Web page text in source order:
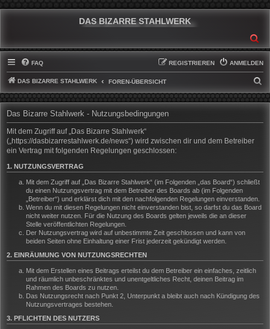
DAS BIZARRE STAHLWERK
FAQ ANMELDEN
REGISTRIEREN
DAS BIZARRE STAHLWERK FOREN-ÜBERSICHT
U
H
Das Bizarre Stahlwerk - Nutzungsbedingungen
Mit dem Zugriff auf „Das Bizarre Stahlwerk“
(„https://dasbizarrestahlwerk.de/news“) wird zwischen dir und dem Betreiber
ein Vertrag mit folgenden Regelungen geschlossen:
1. NUTZUNGSVERTRAG
Mit dem Zugriff auf „Das Bizarre Stahlwerk“ (im Folgenden „das Board“) schließt
du einen Nutzungsvertrag mit dem Betreiber des Boards ab (im Folgenden
„Betreiber“) und erklärst dich mit den nachfolgenden Regelungen einverstanden.
Wenn du mit diesen Regelungen nicht einverstanden bist, so darfst du das Board
nicht weiter nutzen. Für die Nutzung des Boards gelten jeweils die an dieser
Stelle veröffentlichten Regelungen.
Der Nutzungsvertrag wird auf unbestimmte Zeit geschlossen und kann von
beiden Seiten ohne Einhaltung einer Frist jederzeit gekündigt werden.
2. EINRÄUMUNG VON NUTZUNGSRECHTEN
Mit dem Erstellen eines Beitrags erteilst du dem Betreiber ein einfaches, zeitlich
und räumlich unbeschränktes und unentgeltliches Recht, deinen Beitrag im
Rahmen des Boards zu nutzen.
Das Nutzungsrecht nach Punkt 2, Unterpunkt a bleibt auch nach Kündigung des
Nutzungsvertrages bestehen.
3. PFLICHTEN DES NUTZERS